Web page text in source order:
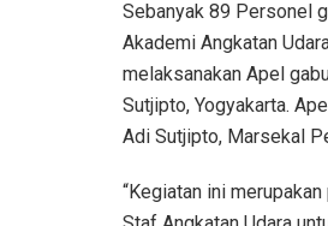
Sebanyak 89 Personel
Akademi Angkatan
melaksanakan Apel
Sutjipto, Yogyakarta.
Adi Sutjipto, Marsekal
“Kegiatan ini